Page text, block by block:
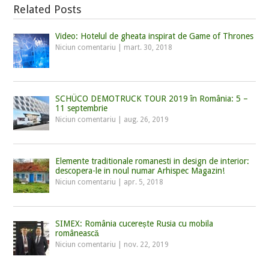
Related Posts
Video: Hotelul de gheata inspirat de Game of Thrones
Niciun comentariu mart. 30, 2018
SCHÜCO DEMOTRUCK TOUR 2019 în România: 5 –
11 septembrie
Niciun comentariu aug. 26, 2019
Elemente traditionale romanesti in design de interior:
descopera-le in noul numar Arhispec Magazin!
Niciun comentariu apr. 5, 2018
SIMEX: România cucerește Rusia cu mobila
românească
Niciun comentariu nov. 22, 2019